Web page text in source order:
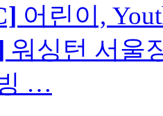
어린이,
워싱턴 서울
…